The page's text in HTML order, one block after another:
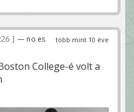
több mint 10 éve
— no es
College-é volt a